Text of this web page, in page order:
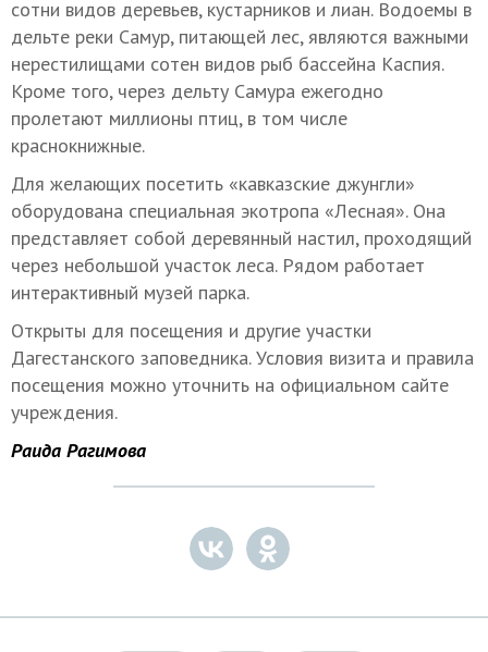
сотни видов деревьев, кустарников и лиан. Водоемы в
дельте реки Самур, питающей лес, являются важными
нерестилищами сотен видов рыб бассейна Каспия.
Кроме того, через дельту Самура ежегодно
пролетают миллионы птиц, в том числе
краснокнижные.
Для желающих посетить «кавказские джунгли»
оборудована специальная экотропа «Лесная». Она
представляет собой деревянный настил, проходящий
через небольшой участок леса. Рядом работает
интерактивный музей парка.
Открыты для посещения и другие участки
Дагестанского заповедника. Условия визита и правила
посещения можно уточнить на официальном сайте
учреждения.
Раида Рагимова